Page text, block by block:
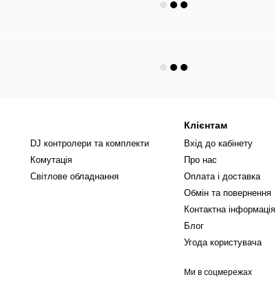
DJ контролери та комплекти
Комутація
Світлове обладнання
Клієнтам
Вхід до кабінету
Про нас
Оплата і доставка
Обмін та повернення
Контактна інформація
Блог
Угода користувача
Ми в соцмережах